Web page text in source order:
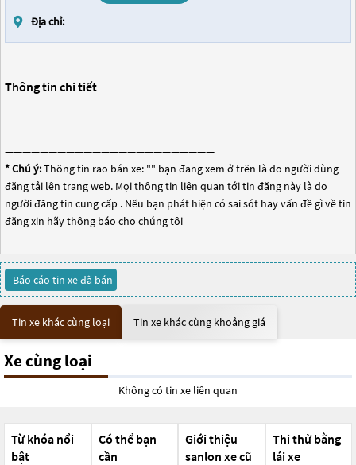
Địa chỉ:
Thông tin chi tiết
————————————————————————
* Chú ý:Thông tin rao bán xe: "" bạn đang xem ở trên là do người dùng
đăng tải lên trang web. Mọi thông tin liên quan tới tin đăng này là do
người đăng tin cung cấp . Nếu bạn phát hiện có sai sót hay vấn đề gì về tin
đăng xin hãy thông báo cho chúng tôi
Báo cáo tin xe đã bán
Tin xe khác cùng loại Tin xe khác cùng khoảng giá
Xe cùng loại
Không có tin xe liên quan
Từ khóa nổi
bật
Có thể bạn
cần
Giới thiệu
sanlon xe cũ
Thi thử bằng
lái xe